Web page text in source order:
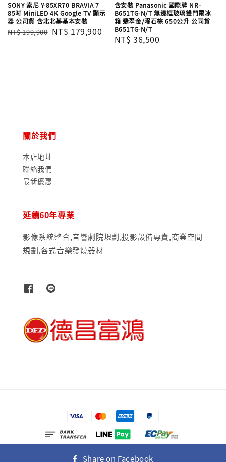
SONY 索尼 Y-85XR70 BRAVIA 7
85吋 MiniLED 4K Google TV 顯示
器 公司貨 含北北基基本安裝
Regular
NT$ 199,900 Sale
NT$ 179,900
含安裝 Panasonic 國際牌 NR-
B651TG-N/T 無邊框玻璃雙門電冰
箱 翡翠金/曜石棕 650公升 公司貨
B651TG-N/T
Regular
NT$ 36,500
關於我們
本店地址
聯絡我們
最新優惠
延續60年專業
影像系統整合,音響劇院規劃,投影設備專賣,商業空間
規劃,各式音樂發燒器材
Share on Facebook